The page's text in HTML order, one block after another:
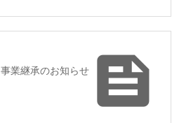

事業継承のお知らせ